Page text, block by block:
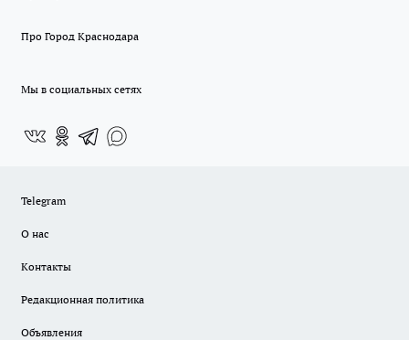
Про Город Краснодара
Мы в социальных сетях
Telegram
О нас
Контакты
Редакционная политика
Объявления